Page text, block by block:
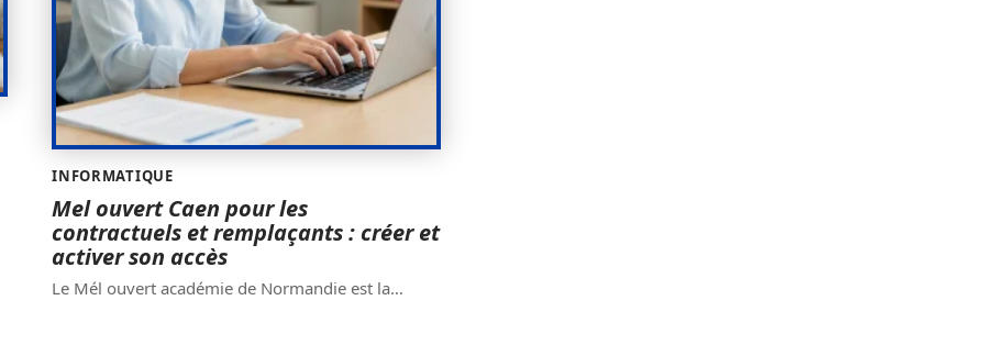
INFORMATIQUE
Mel ouvert Caen pour les
contractuels et remplaçants : créer et
activer son accès
Le Mél ouvert académie de Normandie est la…